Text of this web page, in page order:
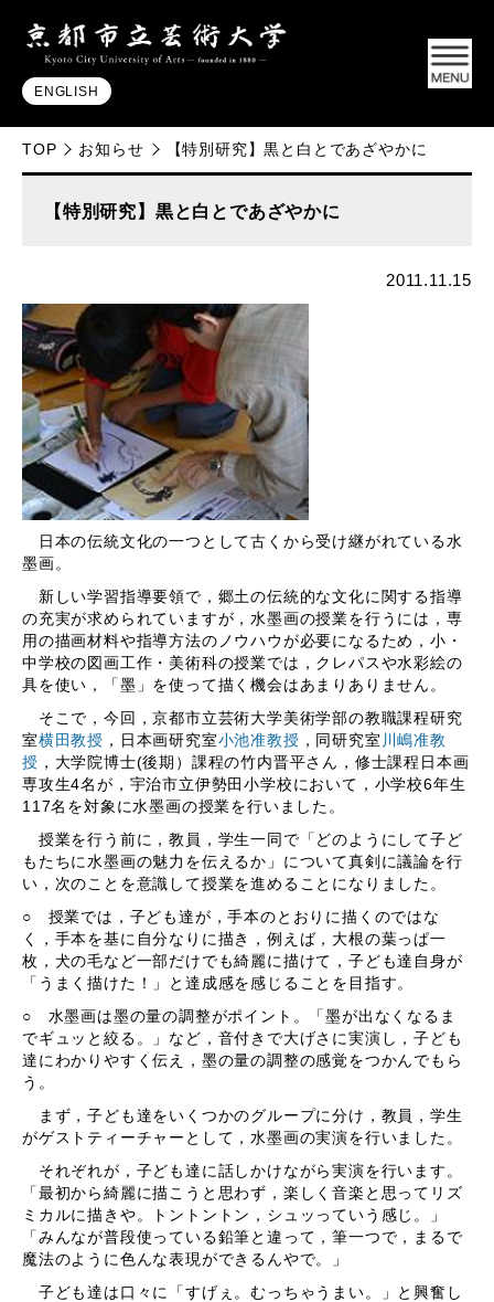
ENGLISH
TOP お知らせ 【特別研究】黒と白とであざやかに
【特別研究】黒と白とであざやかに
2011.11.15
日本の伝統文化の一つとして古くから受け継がれている水
墨画。
新しい学習指導要領で，郷土の伝統的な文化に関する指導
の充実が求められていますが，水墨画の授業を行うには，専
用の描画材料や指導方法のノウハウが必要になるため，小・
中学校の図画工作・美術科の授業では，クレパスや水彩絵の
具を使い，「墨」を使って描く機会はあまりありません。
そこで，今回，京都市立芸術大学美術学部の教職課程研究
室横田教授 ，日本画研究室小池准教授 ，同研究室 川嶋准教
授 ，大学院博士(後期）課程の竹内晋平さん，修士課程日本画
専攻生4名が，宇治市立伊勢田小学校において，小学校6年生
117名を対象に水墨画の授業を行いました。
授業を行う前に，教員，学生一同で「どのようにして子ど
もたちに水墨画の魅力を伝えるか」について真剣に議論を行
い，次のことを意識して授業を進めることになりました。
○ 授業では，子ども達が，手本のとおりに描くのではな
く，手本を基に自分なりに描き，例えば，大根の葉っぱ一
枚，犬の毛など一部だけでも綺麗に描けて，子ども達自身が
「うまく描けた！」と達成感を感じることを目指す。
○ 水墨画は墨の量の調整がポイント。「墨が出なくなるま
でギュッと絞る。」など，音付きで大げさに実演し，子ども
達にわかりやすく伝え，墨の量の調整の感覚をつかんでもら
う。
まず，子ども達をいくつかのグループに分け，教員，学生
がゲストティーチャーとして，水墨画の実演を行いました。
それぞれが，子ども達に話しかけながら実演を行います。
「最初から綺麗に描こうと思わず，楽しく音楽と思ってリズ
ミカルに描きや。トントントン，シュッっていう感じ。」
「みんなが普段使っている鉛筆と違って，筆一つで，まるで
魔法のように色んな表現ができるんやで。」
子ども達は口々に「すげぇ。むっちゃうまい。」と興奮し